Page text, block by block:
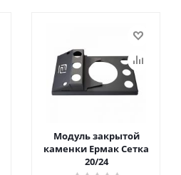
Модуль закрытой
каменки Ермак Сетка
20/24